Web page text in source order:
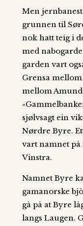
Men
grunnen til
nok hatt teig i
med
garden vart
Grensa
mellom
sjølvsagt ein
Nørdre Byre.
vart namnet
Vinstra.
Namnet Byre
gamanorske
gå på at Byre
langs Laugen.